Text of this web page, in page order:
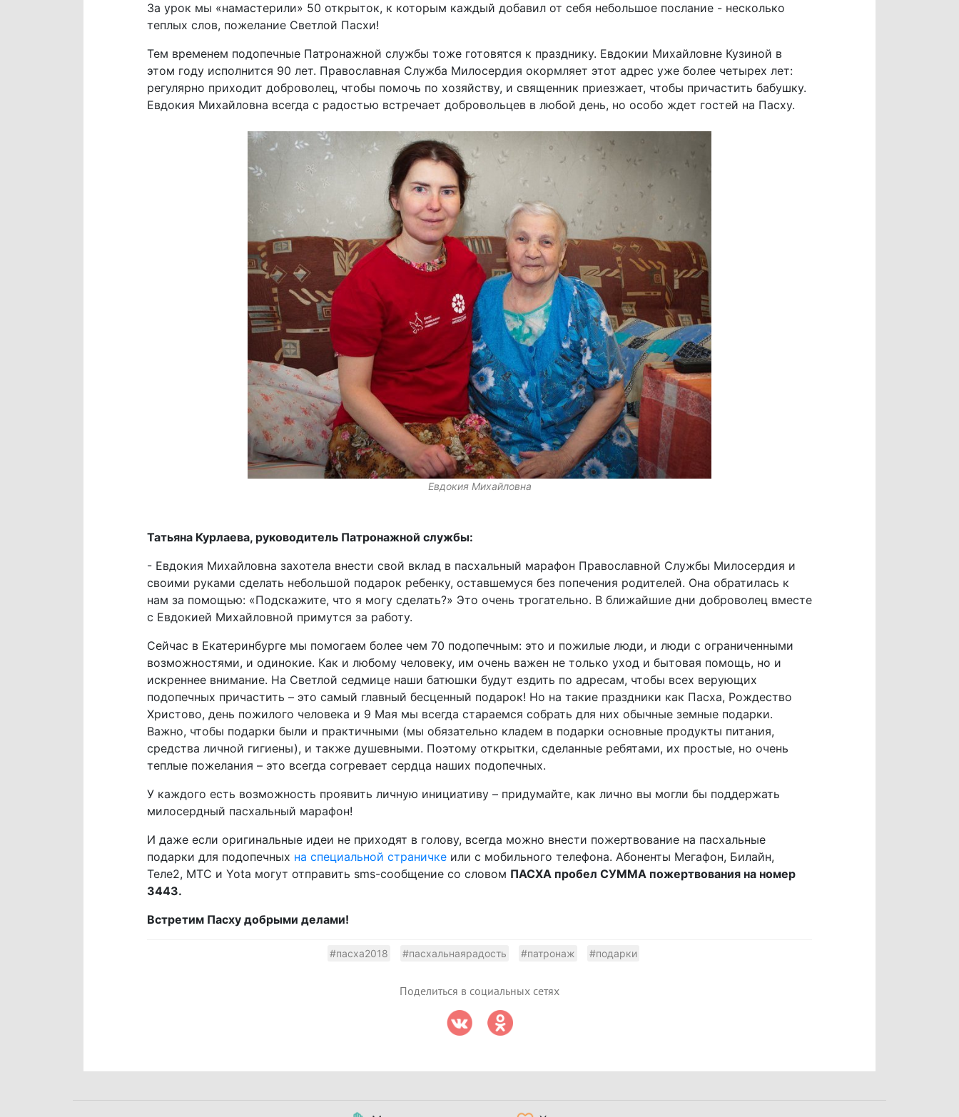
За урок мы «намастерили» 50 открыток, к которым каждый добавил от себя небольшое послание - несколько
теплых слов, пожелание Светлой Пасхи!
Тем временем подопечные Патронажной службы тоже готовятся к празднику. Евдокии Михайловне Кузиной в
этом году исполнится 90 лет. Православная Служба Милосердия окормляет этот адрес уже более четырех лет:
регулярно приходит доброволец, чтобы помочь по хозяйству, и священник приезжает, чтобы причастить бабушку.
Евдокия Михайловна всегда с радостью встречает добровольцев в любой день, но особо ждет гостей на Пасху.
Евдокия Михайловна
Татьяна Курлаева, руководитель Патронажной службы:
- Евдокия Михайловна захотела внести свой вклад в пасхальный марафон Православной Службы Милосердия и
своими руками сделать небольшой подарок ребенку, оставшемуся без попечения родителей. Она обратилась к
нам за помощью: «Подскажите, что я могу сделать?» Это очень трогательно. В ближайшие дни доброволец вместе
с Евдокией Михайловной примутся за работу.
Сейчас в Екатеринбурге мы помогаем более чем 70 подопечным: это и пожилые люди, и люди с ограниченными
возможностями, и одинокие. Как и любому человеку, им очень важен не только уход и бытовая помощь, но и
искреннее внимание. На Светлой седмице наши батюшки будут ездить по адресам, чтобы всех верующих
подопечных причастить – это самый главный бесценный подарок! Но на такие праздники как Пасха, Рождество
Христово, день пожилого человека и 9 Мая мы всегда стараемся собрать для них обычные земные подарки.
Важно, чтобы подарки были и практичными (мы обязательно кладем в подарки основные продукты питания,
средства личной гигиены), и также душевными. Поэтому открытки, сделанные ребятами, их простые, но очень
теплые пожелания – это всегда согревает сердца наших подопечных.
У каждого есть возможность проявить личную инициативу – придумайте, как лично вы могли бы поддержать
милосердный пасхальный марафон!
И даже если оригинальные идеи не приходят в голову, всегда можно внести пожертвование на пасхальные
подарки для подопечных на специальной страничкеили с мобильного телефона. Абоненты Мегафон, Билайн,
Теле2, МТС и Yota могут отправить sms-сообщение со словом ПАСХА пробел СУММА пожертвования на номер
3443.
Встретим Пасху добрыми делами!
#пасха2018 #пасхальнаярадость #патронаж #подарки
Поделиться в социальных сетях